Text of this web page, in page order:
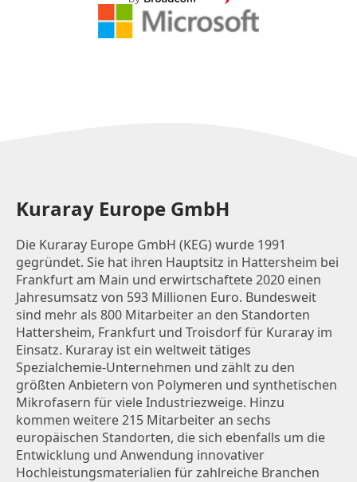
Kuraray Europe GmbH
Die Kuraray Europe GmbH (KEG) wurde 1991
gegründet. Sie hat ihren Hauptsitz in Hattersheim bei
Frankfurt am Main und erwirtschaftete 2020 einen
Jahresumsatz von 593 Millionen Euro. Bundesweit
sind mehr als 800 Mitarbeiter an den Standorten
Hattersheim, Frankfurt und Troisdorf für Kuraray im
Einsatz. Kuraray ist ein weltweit tätiges
Spezialchemie-Unternehmen und zählt zu den
größten Anbietern von Polymeren und synthetischen
Mikrofasern für viele Industriezweige. Hinzu
kommen weitere 215 Mitarbeiter an sechs
europäischen Standorten, die sich ebenfalls um die
Entwicklung und Anwendung innovativer
Hochleistungsmaterialien für zahlreiche Branchen